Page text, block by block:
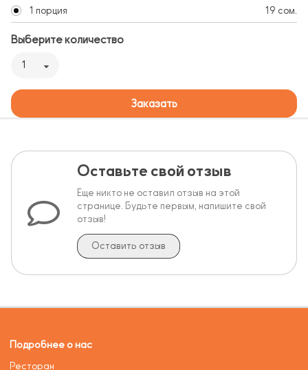
1 порция 19 сом.
Выберите количество
1
Заказать
Оставьте свой отзыв
Еще никто не оставил отзыв на этой
странице. Будьте первым, напишите свой
отзыв!
Оставить отзыв
Подробнее о нас
Ресторан